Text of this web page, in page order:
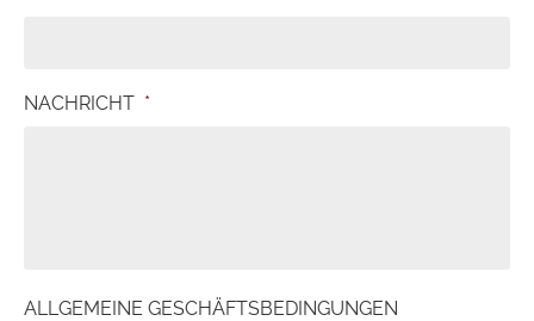
NACHRICHT *
ALLGEMEINE GESCHÄFTSBEDINGUNGEN